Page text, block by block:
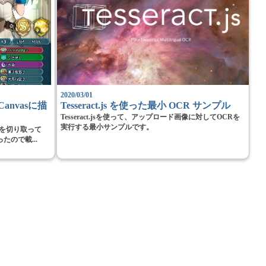
に描
切り取って
たので載...
2020/03/01
Tesseract.js を使った最小 OCR サンプル
Tesseract.jsを使って、アップロード画像に対してOCRを
実行する最小サンプルです。